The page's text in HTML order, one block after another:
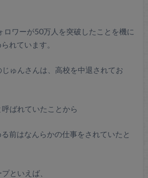
ワーが50万人を突破したことを機に
れています。
ゅんさんは、高校を中退されてお
呼ばれていたことから
前はなんらかの仕事をされていたと
といえば、